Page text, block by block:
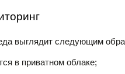
выглядит следующим
в приватном облаке;